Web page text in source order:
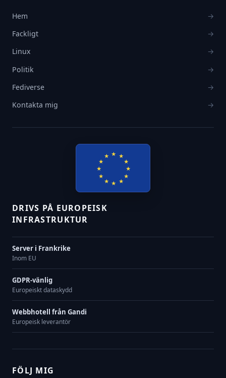
Hem
→
Fackligt
→
Linux
→
Politik
→
Fediverse
→
Kontakta mig
→
★ ★
★
★
★
★
★
★
★
★
★
★
DRIVS PÅ EUROPEISK
INFRASTRUKTUR
Server i Frankrike
Inom EU
GDPR-vänlig
Europeiskt dataskydd
Webbhotell från Gandi
Europeisk leverantör
FÖLJ MIG